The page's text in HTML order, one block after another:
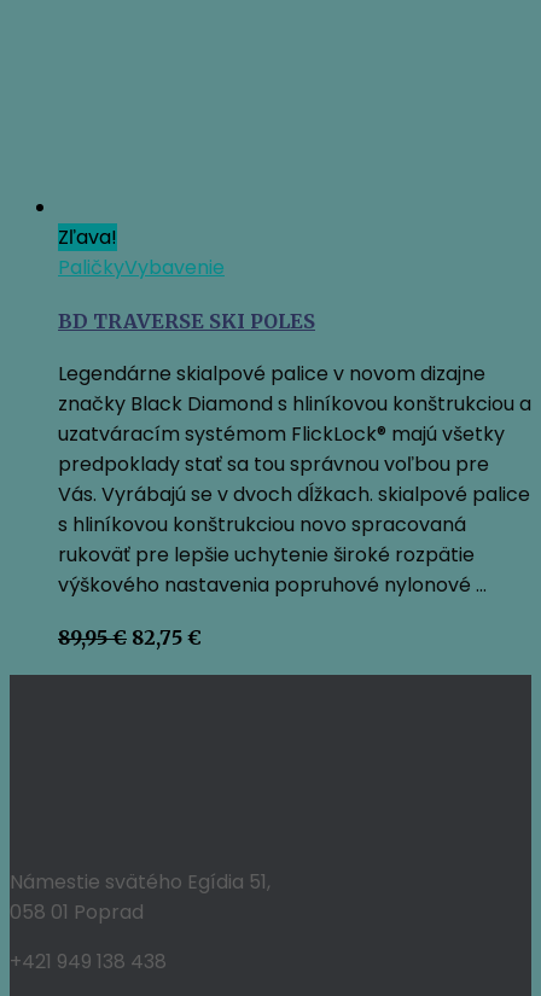
Zľava!
PaličkyVybavenie
BD TRAVERSE SKI POLES
Legendárne skialpové palice v novom dizajne
značky Black Diamond s hliníkovou konštrukciou a
uzatváracím systémom FlickLock® majú všetky
predpoklady stať sa tou správnou voľbou pre
Vás. Vyrábajú se v dvoch dĺžkach. skialpové palice
s hliníkovou konštrukciou novo spracovaná
rukoväť pre lepšie uchytenie široké rozpätie
výškového nastavenia popruhové nylonové …
89,95€ Pôvodná
82,75 €
Námestie svätého Egídia 51,
058 01 Poprad
+421 949 138 438